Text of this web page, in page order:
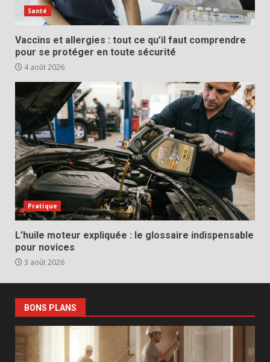
Santé
Vaccins et allergies : tout ce qu’il faut comprendre
pour se protéger en toute sécurité
4 août 2026
Pratique
L’huile moteur expliquée : le glossaire indispensable
pour novices
3 août 2026
BONS PLANS